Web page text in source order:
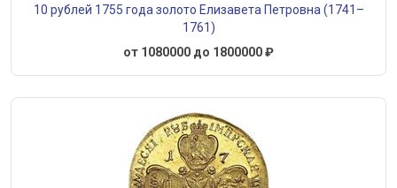
10 рублей 1755 года золото Елизавета Петровна (1741–
1761)
от 1080000 до 1800000 ₽